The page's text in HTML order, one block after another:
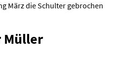
März die Schulter gebrochen
Müller